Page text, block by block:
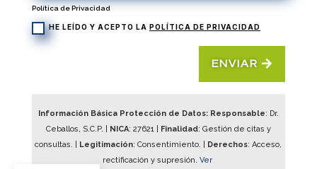
Política de Privacidad
HE LEÍDO Y ACEPTO LA POLÍTICA DE PRIVACIDAD
ENVIAR
Información Básica Protección de Datos: Responsable: Dr.
Ceballos, S.C.P. |
NICA: 27621| Finalidad: Gestión de citas y
consultas. |
Legitimación: Consentimiento. | Derechos: Acceso,
rectificación y supresión. Ver